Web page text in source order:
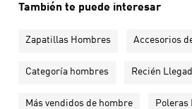
También te puede interesar
Zapatillas Hombres Accesorios
Categoría hombres Recién
Más vendidos de hombre Poleras